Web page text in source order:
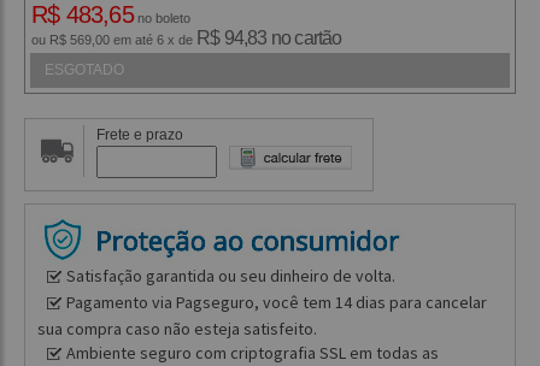
R$ 483,65no boleto
ou R$ 569,00 em até 6 x de R$ 94,83 no cartão
ESGOTADO
Frete e prazo
Satisfação garantida ou seu dinheiro de volta.
Pagamento via Pagseguro, você tem 14 dias para cancelar
sua compra caso não esteja satisfeito.
Ambiente seguro com criptografia SSL em todas as